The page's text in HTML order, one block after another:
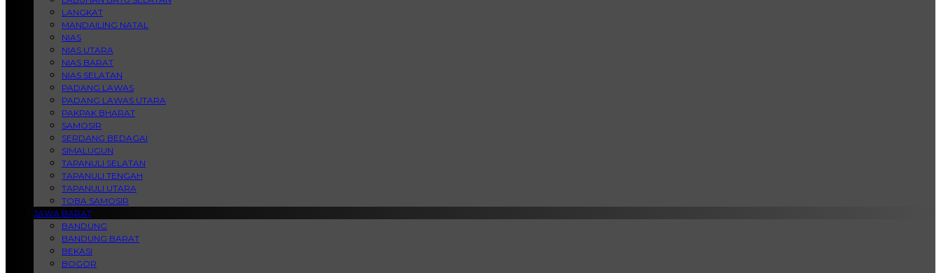
LANGKAT
MANDAILING NATAL
NIAS
NIAS UTARA
NIAS BARAT
NIAS SELATAN
PADANG LAWAS
PADANG LAWAS UTARA
PAKPAK BHARAT
SAMOSIR
SERDANG BEDAGAI
SIMALUGUN
TAPANULI SELATAN
TAPANULI TENGAH
TAPANULI UTARA
TOBA SAMOSIR
JAWA BARAT
BANDUNG
BANDUNG BARAT
BEKASI
BOGOR